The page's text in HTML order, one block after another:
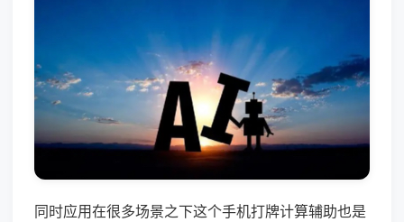
同时应用在很多场景之下这个手机打牌计算辅助也是